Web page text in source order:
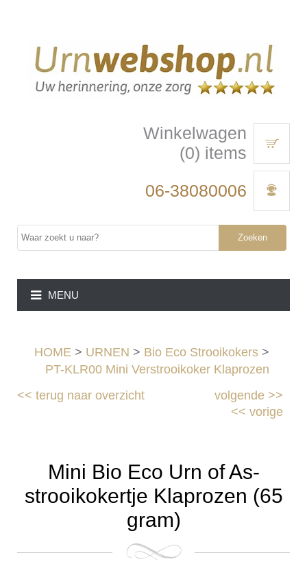
Winkelwagen
(0) items
06-38080006
Zoeken
MENU
HOME > URNEN > Bio Eco Strooikokers>
PT-KLR00 Mini Verstrooikoker Klaprozen
<<terug naar overzicht volgende>>
<< vorige
Mini Bio Eco Urn of As-
strooikokertje Klaprozen (65
gram)